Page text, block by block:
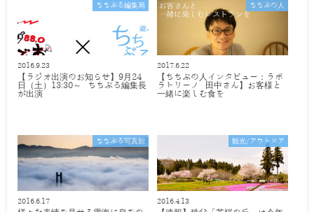
ちちぶる編集局
2016.9.23
【ラジオ出演のお知らせ】9月24
日（土）13:30～ ちちぶる編集長
が出演
ちちぶの人
2017.6.22
【ちちぶの人インタビュー：ラボ
ラトリーノ 田中さん】お客様と
一緒に楽しむ食を
ちちぶる写真館
2016.6.17
観光/アウトドア
2016.4.13